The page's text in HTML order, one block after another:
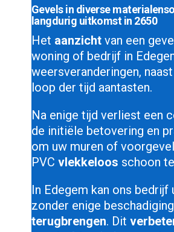
Gevels in diverse
langdurig uitkomst in 2650
Het aanzicht van een
woning of bedrijf in
weersveranderingen,
loop der tijd aantasten.
Na enige tijd verliest een
de initiële betovering en
om uw muren of
PVC vlekkeloos schoon
In Edegem kan ons bedrijf
zonder enige
terugbrengen. Dit